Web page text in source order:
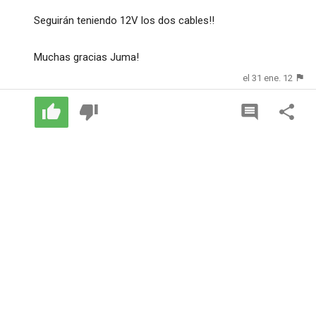
Seguirán teniendo 12V los dos cables!!
Muchas gracias Juma!
el 31 ene. 12